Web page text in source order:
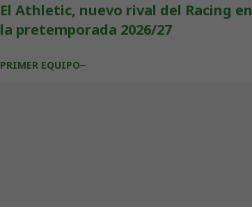
El Athletic, nuevo rival del Racing en
la pretemporada 2026/27
PRIMER EQUIPO